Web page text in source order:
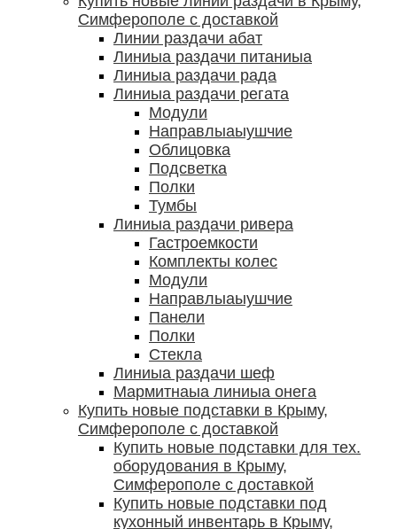
Симферополе с доставкой
Линии раздачи абат
Линиыа раздачи питаниыа
Линиыа раздачи рада
Линиыа раздачи регата
Модули
Направлыаыушчие
Облицовка
Подсветка
Полки
Тумбы
Линиыа раздачи ривера
Гастроемкости
Комплекты колес
Модули
Направлыаыушчие
Панели
Полки
Стекла
Линиыа раздачи шеф
Мармитнаыа линиыа онега
Купить новые подставки в Крыму,
Симферополе с доставкой
Купить новые подставки для тех.
оборудования в Крыму,
Симферополе с доставкой
Купить новые подставки под
кухонный инвентарь в Крыму,